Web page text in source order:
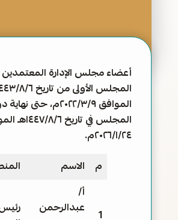
أعضاء مجلس الإدارة المعتمدين
الموافق ٢٠٢٢/٣/٩م، حتى
المجلس في تاريخ
٢٠٢٦/١/٢٤م.
م
الاسم
1
أ/
عبدالرحمن